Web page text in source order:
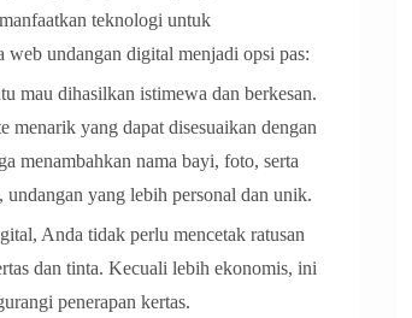
teknologi untuk
web undangan digital menjadi opsi pas:
mau dihasilkan istimewa dan berkesan.
menarik yang dapat disesuaikan dengan
menambahkan nama bayi, foto, serta
yang lebih personal dan unik.
Anda tidak perlu mencetak ratusan
dan tinta. Kecuali lebih ekonomis, ini
penerapan kertas.